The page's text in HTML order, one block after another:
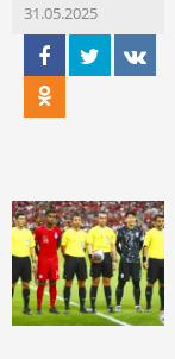
31.05.2025